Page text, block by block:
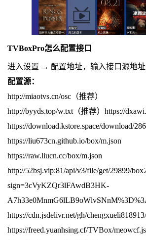
TVBoxPro怎么配置接口
进入设置 → 配置地址，输入接口源地址
配置源：
http://miaotvs.cn/osc（推荐）
http://byyds.top/w.txt（推荐）https://
https://download.kstore.space/download/
https://liu673cn.github.io/box/m.json
https://raw.liucn.cc/box/m.json
http://52bsj.vip:81/api/v3/file/get/29899/
sign=3cVyKZQr3lFAwdB3HK-
https://cdn.jsdelivr.net/gh/
https://freed.yuanhsing.cf/TVBox/